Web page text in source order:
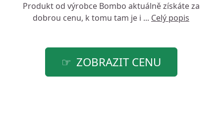
Produkt od výrobce Bombo aktuálně získáte za
dobrou cenu, k tomu tam je i ... Celý popis
ZOBRAZIT CENU